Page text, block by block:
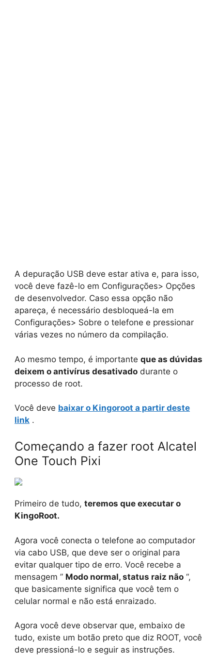
A depuração USB deve estar ativa e, para isso,
você deve fazê-lo em Configurações> Opções
de desenvolvedor. Caso essa opção não
apareça, é necessário desbloqueá-la em
Configurações> Sobre o telefone e pressionar
várias vezes no número da compilação.
Ao mesmo tempo, é importante que as dúvidas
deixem o antivírus desativado durante o
processo de root.
Você deve baixar o Kingoroot a partir deste
link .
Começando a fazer root Alcatel
One Touch Pixi
Primeiro de tudo, teremos que executar o
KingoRoot.
Agora você conecta o telefone ao computador
via cabo USB, que deve ser o original para
evitar qualquer tipo de erro. Você recebe a
mensagem ” Modo normal, status raiz não “,
que basicamente significa que você tem o
celular normal e não está enraizado.
Agora você deve observar que, embaixo de
tudo, existe um botão preto que diz ROOT, você
deve pressioná-lo e seguir as instruções.